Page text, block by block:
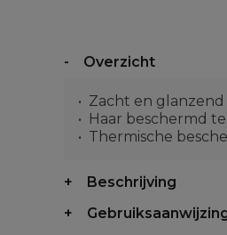
Overzicht
Zacht en glanzend
Haar beschermd
Thermische
Beschrijving